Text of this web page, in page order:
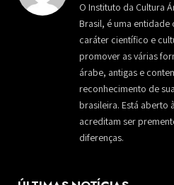
O Instituto da Cultura
Brasil, é uma
caráter científico e
promover as várias
árabe, antigas e
reconhecimento de
brasileira. Está aberto
acreditam ser
diferenças.